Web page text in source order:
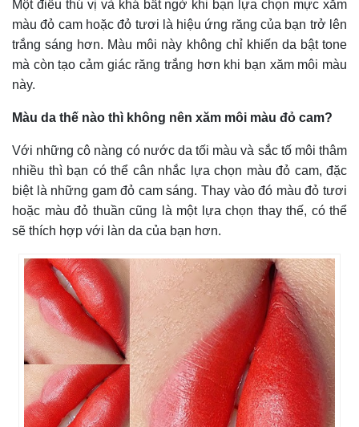
Một điều thú vị và khá bất ngờ khi bạn lựa chọn mực xăm
màu đỏ cam hoặc đỏ tươi là hiệu ứng răng của bạn trở lên
trắng sáng hơn. Màu môi này không chỉ khiến da bật tone
mà còn tạo cảm giác răng trắng hơn khi bạn xăm môi màu
này.
Màu da thế nào thì không nên xăm môi màu đỏ cam?
Với những cô nàng có nước da tối màu và sắc tố môi thâm
nhiều thì bạn có thể cân nhắc lựa chọn màu đỏ cam, đặc
biệt là những gam đỏ cam sáng. Thay vào đó màu đỏ tươi
hoặc màu đỏ thuần cũng là một lựa chọn thay thế, có thể
sẽ thích hợp với làn da của bạn hơn.